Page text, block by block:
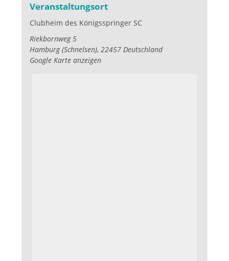
Veranstaltungsort
Clubheim des Königsspringer SC
Riekbornweg 5
Hamburg (Schnelsen), 22457 Deutschland
Google Karte anzeigen